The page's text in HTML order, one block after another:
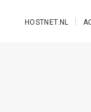
HOSTNET.NL